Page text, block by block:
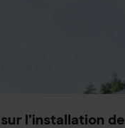
l’installation de